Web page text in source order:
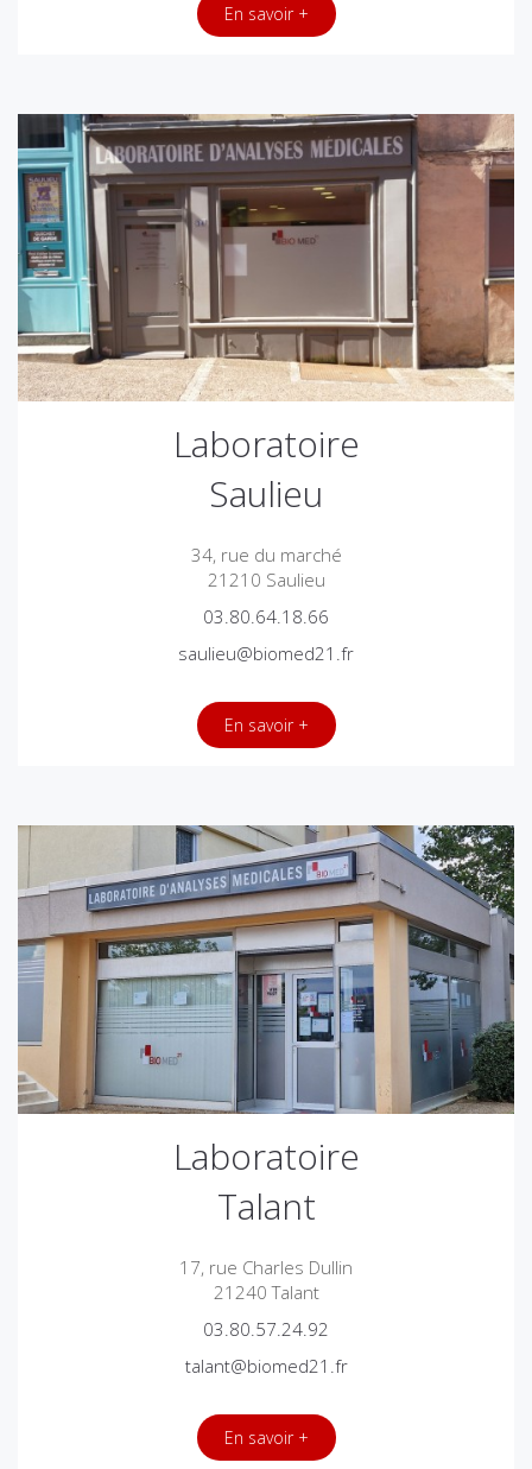
En savoir +
Laboratoire
Saulieu
34, rue du marché
21210 Saulieu
03.80.64.18.66
saulieu@biomed21.fr
En savoir +
Laboratoire
Talant
17, rue Charles Dullin
21240 Talant
03.80.57.24.92
talant@biomed21.fr
En savoir +